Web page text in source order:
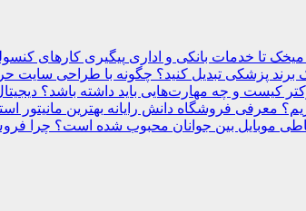
میخک تا خدمات بانکی و اداری
پزشکی تبدیل کنید؟
کیست و چه مهارت‌هایی باید داشته باشد؟
معرفی فروشگاه دانش رایانه
موبایل بین جوانان محبوب شده است؟